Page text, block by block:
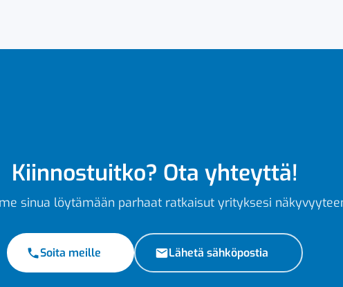
Kiinnostuitko? Ota yhteyttä!
sinua löytämään parhaat ratkaisut yrityksesi
Soita meille Lähetä sähköpostia